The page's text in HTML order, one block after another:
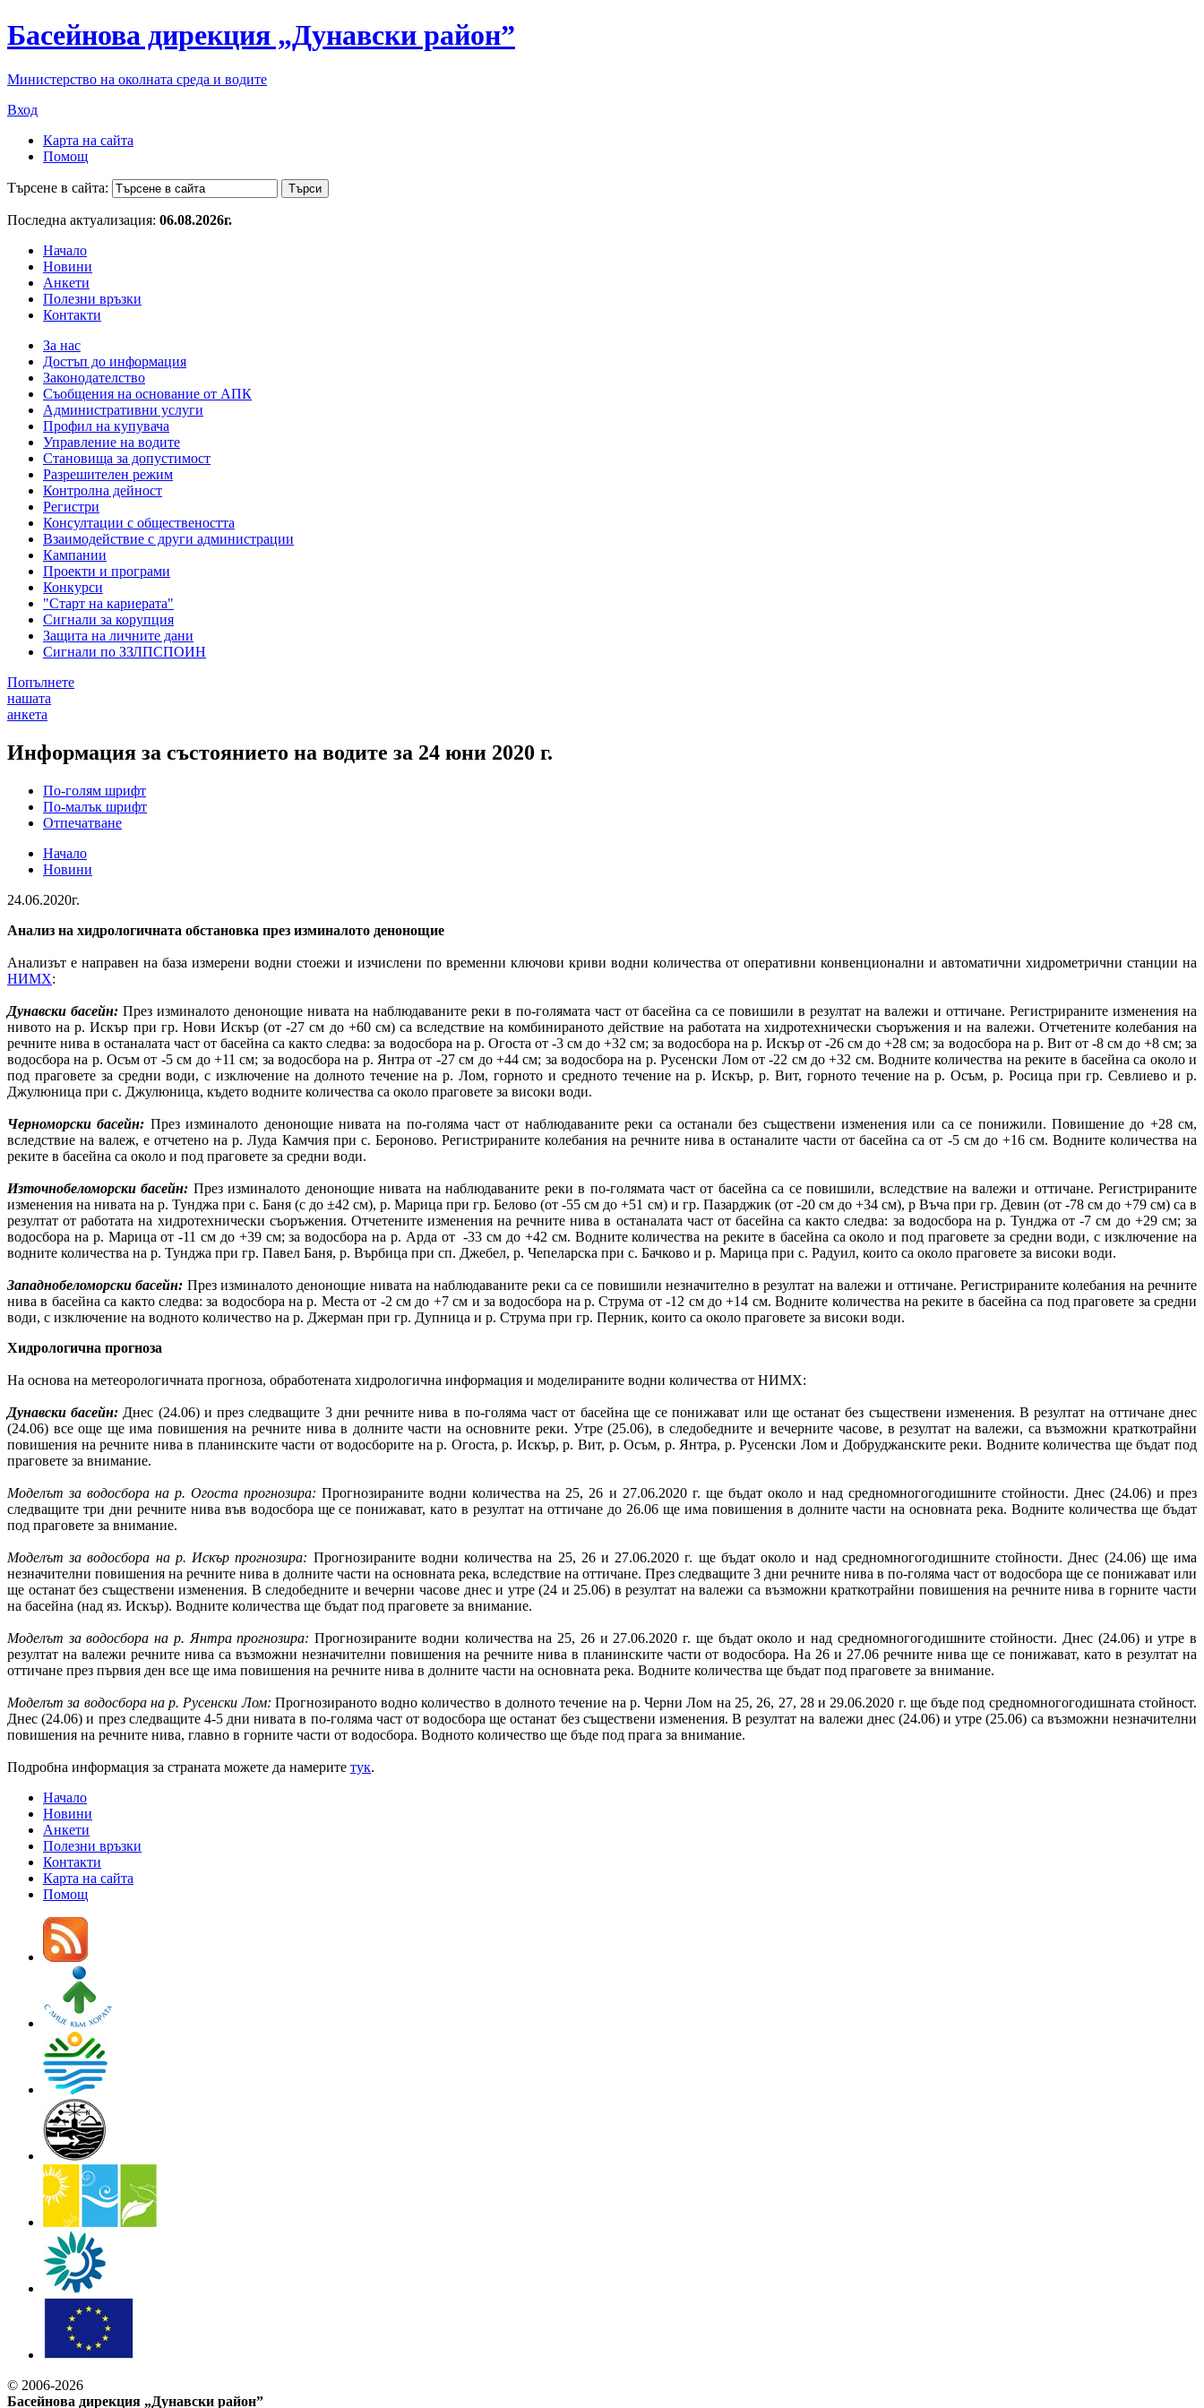
Басейнова дирекция „Дунавски район”
Министерство на околната среда и водите
Вход
Карта на сайта
Помощ
Търсене в сайта:
Последна актуализация: 06.08.2026г.
Начало
Новини
Анкети
Полезни връзки
Контакти
За нас
Достъп до информация
Законодателство
Съобщения на основание от АПК
Административни услуги
Профил на купувача
Управление на водите
Становища за допустимост
Разрешителен режим
Контролна дейност
Регистри
Консултации с обществеността
Взаимодействие с други администрации
Кампании
Проекти и програми
Конкурси
"Старт на кариерата"
Сигнали за корупция
Защита на личните дани
Сигнали по ЗЗЛПСПОИН
Попълнете
нашата
анкета
Информация за състоянието на водите за 24 юни 2020 г.
По-голям шрифт
По-малък шрифт
Отпечатване
Начало
Новини
24.06.2020г.
Анализ на хидрологичната обстановка през изминалото денонощие
Анализът е направен на база измерени водни стоежи и изчислени по временни ключови криви водни количества от оперативни конвенционални и автоматични хидрометрични станции на
НИМХ:
Дунавски басейн:През изминалото денонощие нивата на наблюдаваните реки в по-голямата част от басейна са се повишили в резултат на валежи и оттичане. Регистрираните изменения на
нивото на р. Искър при гр. Нови Искър (от -27 см до +60 см) са вследствие на комбинираното действие на работата на хидротехнически съоръжения и на валежи. Отчетените колебания на
речните нива в останалата част от басейна са както следва: за водосбора на р. Огоста от -3 см до +32 см; за водосбора на р. Искър от -26 см до +28 см; за водосбора на р. Вит от -8 см до +8 см; за
водосбора на р. Осъм от -5 см до +11 см; за водосбора на р. Янтра от -27 см до +44 см; за водосбора на р. Русенски Лом от -22 см до +32 см. Водните количества на реките в басейна са около и
под праговете за средни води, с изключение на долното течение на р. Лом, горното и средното течение на р. Искър, р. Вит, горното течение на р. Осъм, р. Росица при гр. Севлиево и р.
Джулюница при с. Джулюница, където водните количества са около праговете за високи води.
Черноморски басейн: През изминалото денонощие нивата на по-голяма част от наблюдаваните реки са останали без съществени изменения или са се понижили. Повишение до +28 см,
вследствие на валеж, е отчетено на р. Луда Камчия при с. Бероново. Регистрираните колебания на речните нива в останалите части от басейна са от -5 см до +16 см. Водните количества на
реките в басейна са около и под праговете за средни води.
Източнобеломорски басейн: През изминалото денонощие нивата на наблюдаваните реки в по-голямата част от басейна са се повишили, вследствие на валежи и оттичане. Регистрираните
изменения на нивата на р. Тунджа при с. Баня (с до ±42 см), р. Марица при гр. Белово (от -55 см до +51 см) и гр. Пазарджик (от -20 см до +34 см), р Въча при гр. Девин (от -78 см до +79 см) са в
резултат от работата на хидротехнически съоръжения. Отчетените изменения на речните нива в останалата част от басейна са както следва: за водосбора на р. Тунджа от -7 см до +29 см; за
водосбора на р. Марица от -11 см до +39 см; за водосбора на р. Арда от -33 см до +42 см. Водните количества на реките в басейна са около и под праговете за средни води, с изключение на
водните количества на р. Тунджа при гр. Павел Баня, р. Върбица при сп. Джебел, р. Чепеларска при с. Бачково и р. Марица при с. Радуил, които са около праговете за високи води.
Западнобеломорски басейн: През изминалото денонощие нивата на наблюдаваните реки са се повишили незначително в резултат на валежи и оттичане. Регистрираните колебания на речните
нива в басейна са както следва: за водосбора на р. Места от -2 см до +7 см и за водосбора на р. Струма от -12 см до +14 см. Водните количества на реките в басейна са под праговете за средни
води, с изключение на водното количество на р. Джерман при гр. Дупница и р. Струма при гр. Перник, които са около праговете за високи води.
Хидрологична прогноза
На основа на метеорологичната прогноза, обработената хидрологична информация и моделираните водни количества от НИМХ:
Дунавски басейн: Днес (24.06) и през следващите 3 дни речните нива в по-голяма част от басейна ще се понижават или ще останат без съществени изменения. В резултат на оттичане днес
(24.06) все още ще има повишения на речните нива в долните части на основните реки. Утре (25.06), в следобедните и вечерните часове, в резултат на валежи, са възможни краткотрайни
повишения на речните нива в планинските части от водосборите на р. Огоста, р. Искър, р. Вит, р. Осъм, р. Янтра, р. Русенски Лом и Добруджанските реки. Водните количества ще бъдат под
праговете за внимание.
Моделът за водосбора на р. Огоста прогнозира: Прогнозираните водни количества на 25, 26 и 27.06.2020 г. ще бъдат около и над средномногогодишните стойности. Днес (24.06) и през
следващите три дни речните нива във водосбора ще се понижават, като в резултат на оттичане до 26.06 ще има повишения в долните части на основната река. Водните количества ще бъдат
под праговете за внимание.
Моделът за водосбора на р. Искър прогнозира: Прогнозираните водни количества на 25, 26 и 27.06.2020 г. ще бъдат около и над средномногогодишните стойности. Днес (24.06) ще има
незначителни повишения на речните нива в долните части на основната река, вследствие на оттичане. През следващите 3 дни речните нива в по-голяма част от водосбора ще се понижават или
ще останат без съществени изменения. В следобедните и вечерни часове днес и утре (24 и 25.06) в резултат на валежи са възможни краткотрайни повишения на речните нива в горните части
на басейна (над яз. Искър). Водните количества ще бъдат под праговете за внимание.
Моделът за водосбора на р. Янтра прогнозира: Прогнозираните водни количества на 25, 26 и 27.06.2020 г. ще бъдат около и над средномногогодишните стойности. Днес (24.06) и утре в
резултат на валежи речните нива са възможни незначителни повишения на речните нива в планинските части от водосбора. На 26 и 27.06 речните нива ще се понижават, като в резултат на
оттичане през първия ден все ще има повишения на речните нива в долните части на основната река. Водните количества ще бъдат под праговете за внимание.
Моделът за водосбора на р. Русенски Лом: Прогнозираното водно количество в долното течение на р. Черни Лом на 25, 26, 27, 28 и 29.06.2020 г. ще бъде под средномногогодишната стойност.
Днес (24.06) и през следващите 4-5 дни нивата в по-голяма част от водосбора ще останат без съществени изменения. В резултат на валежи днес (24.06) и утре (25.06) са възможни незначителни
повишения на речните нива, главно в горните части от водосбора. Водното количество ще бъде под прага за внимание.
Подробна информация за страната можете да намерите тук.
Начало
Новини
Анкети
Полезни връзки
Контакти
Карта на сайта
Помощ
© 2006-2026
Басейнова дирекция „Дунавски район”